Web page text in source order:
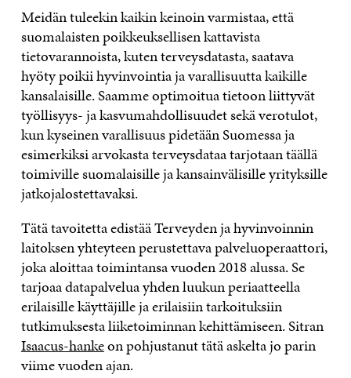
Meidän tuleekin kaikin keinoin varmistaa, että
suomalaisten poikkeuksellisen kattavista
tietovarannoista, kuten terveysdatasta, saatava
hyöty poikii hyvinvointia ja varallisuutta kaikille
kansalaisille. Saamme optimoitua tietoon liittyvät
työllisyys- ja kasvumahdollisuudet sekä verotulot,
kun kyseinen varallisuus pidetään Suomessa ja
esimerkiksi arvokasta terveysdataa tarjotaan täällä
toimiville suomalaisille ja kansainvälisille yrityksille
jatkojalostettavaksi.
Tätä tavoitetta edistää Terveyden ja hyvinvoinnin
laitoksen yhteyteen perustettava palveluoperaattori,
joka aloittaa toimintansa vuoden 2018 alussa. Se
tarjoaa datapalvelua yhden luukun periaatteella
erilaisille käyttäjille ja erilaisiin tarkoituksiin
tutkimuksesta liiketoiminnan kehittämiseen. Sitran
Isaacus-hankeon pohjustanut tätä askelta jo parin
viime vuoden ajan.